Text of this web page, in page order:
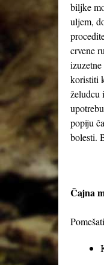
biljke
uljem,
crvene
koristiti
želudcu
popiju
bolesti.
Čajna